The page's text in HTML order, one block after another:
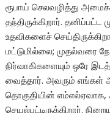
ரூபாய் செலவழித்து
தந்திருக்கிறார். தனிப்பட்ட
உதவிகளைச்
மட்டுமில்லை; முதல்வரை
நிர்வாகிகளையும் ஒரே
வைத்தார். அவரும் எங்கள்
தொகுதியின்
செயல்பட்டிருக்கிறார்.